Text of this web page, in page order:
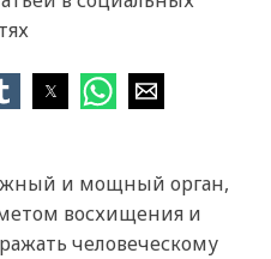
и мощный орган,
восхищения и
человеческому